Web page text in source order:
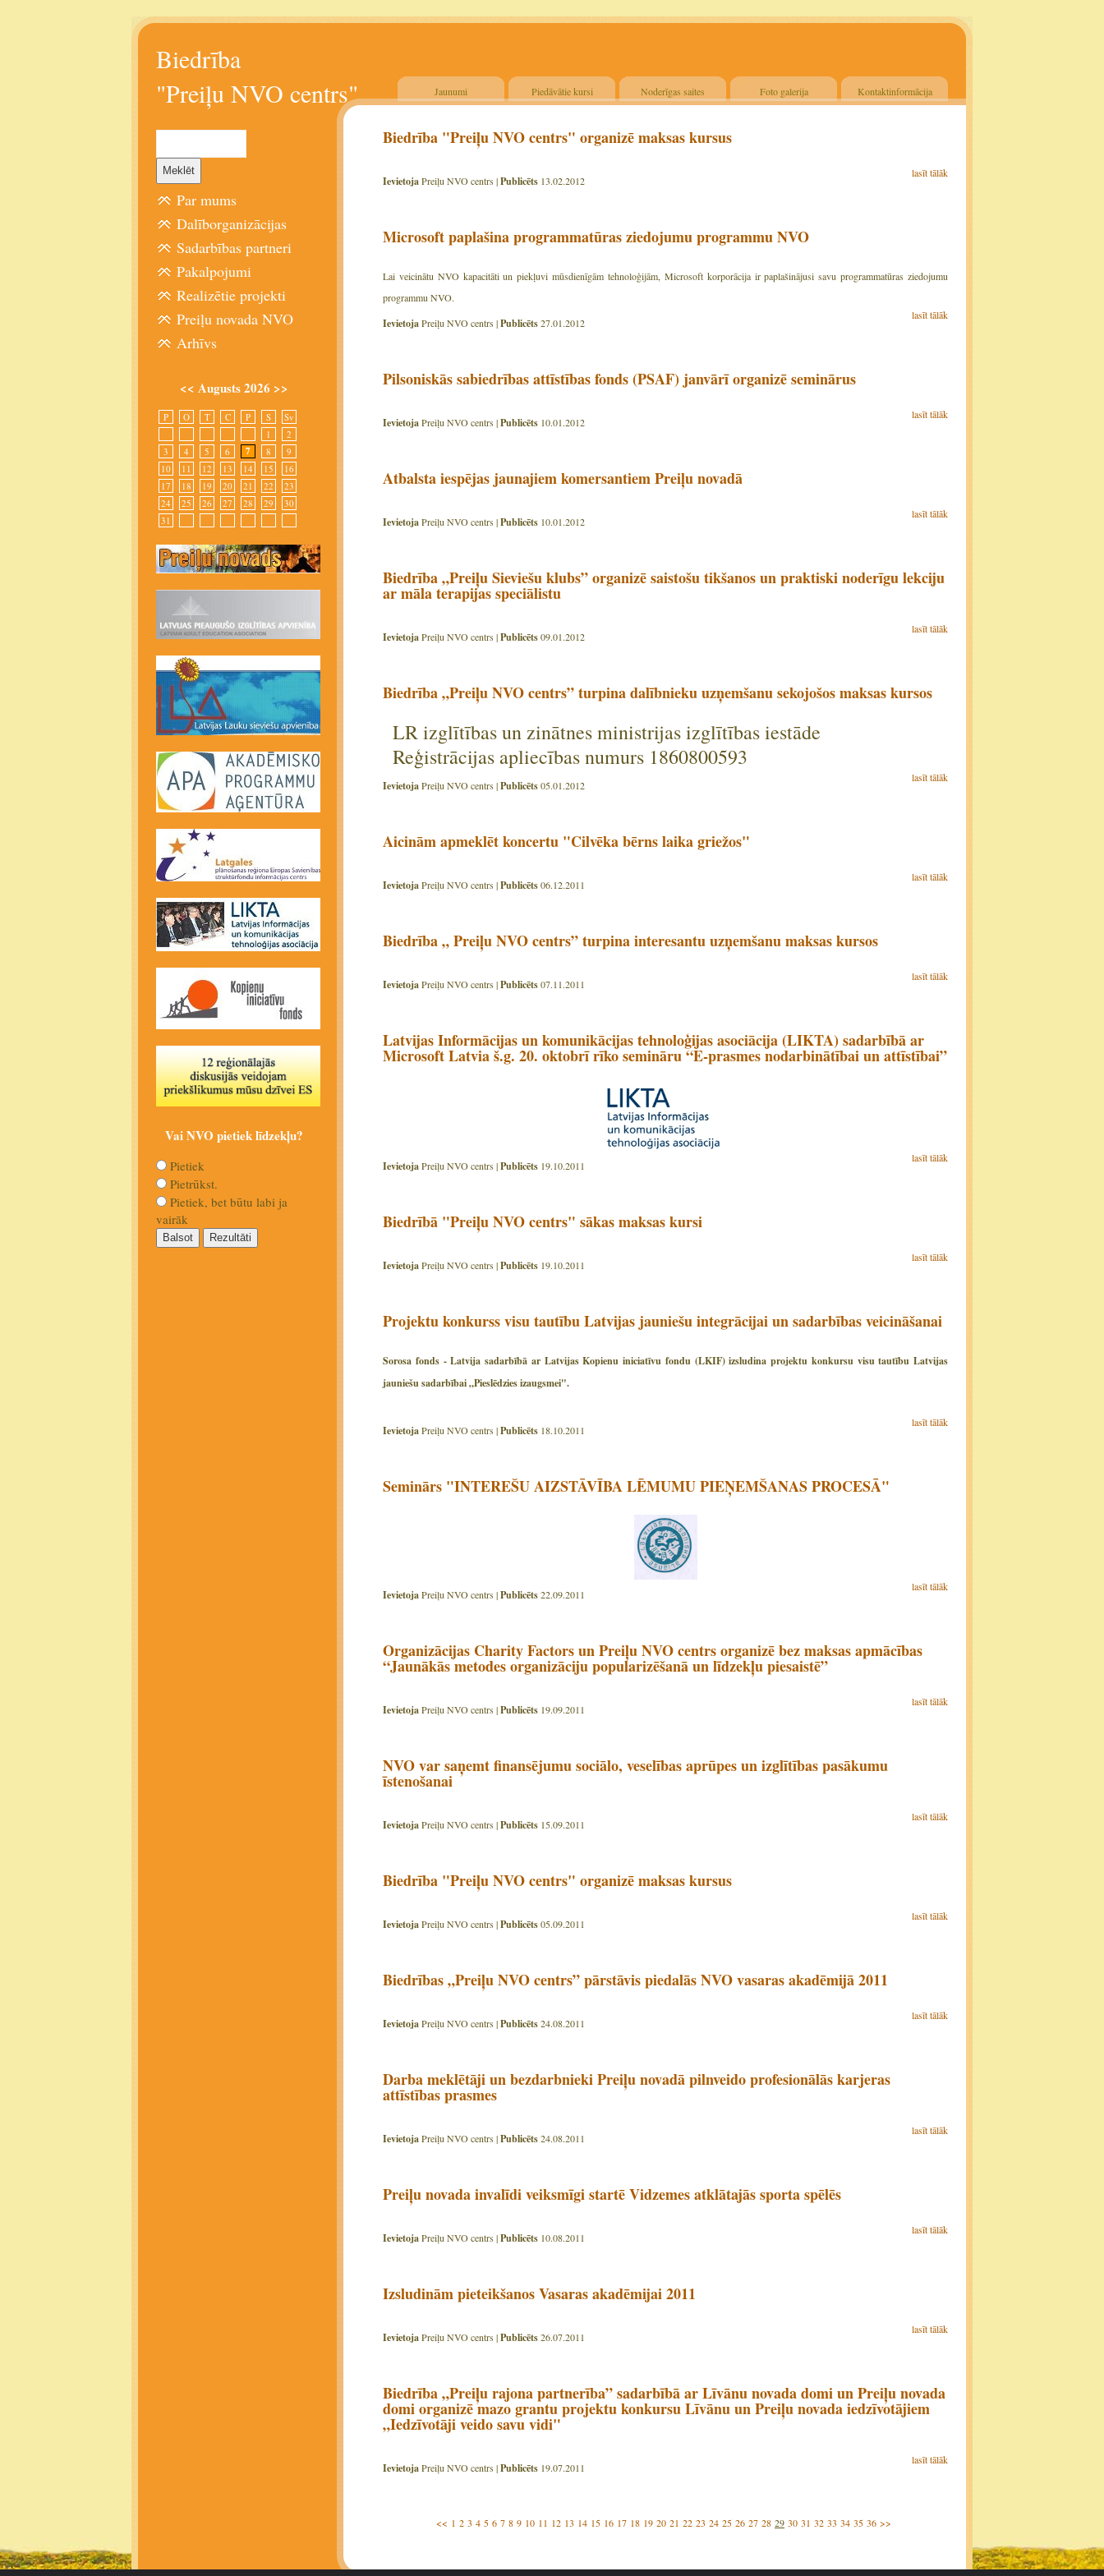
Biedrība
"Preiļu NVO centrs"
Jaunumi Piedāvātie kursi Noderīgas saites Foto galerija Kontaktinformācija
Biedrība "Preiļu NVO centrs" organizē maksas kursus
lasīt tālāk
IevietojaPreiļu NVO centrs |Publicēts 13.02.2012
Microsoft paplašina programmatūras ziedojumu programmu NVO
Lai veicinātu NVO kapacitāti un piekļuvi mūsdienīgām tehnoloģijām, Microsoft korporācija ir paplašinājusi savu programmatūras ziedojumu
programmu NVO.
lasīt tālāk
IevietojaPreiļu NVO centrs |Publicēts27.01.2012
Pilsoniskās sabiedrības attīstības fonds (PSAF) janvārī organizē seminārus
lasīt tālāk
IevietojaPreiļu NVO centrs |Publicēts 10.01.2012
Atbalsta iespējas jaunajiem komersantiem Preiļu novadā
lasīt tālāk
IevietojaPreiļu NVO centrs |Publicēts 10.01.2012
Biedrība „Preiļu Sieviešu klubs” organizē saistošu tikšanos un praktiski noderīgu lekciju
ar māla terapijas speciālistu
lasīt tālāk
IevietojaPreiļu NVO centrs |Publicēts09.01.2012
Biedrība „Preiļu NVO centrs” turpina dalībnieku uzņemšanu sekojošos maksas kursos
LR izglītības un zinātnes ministrijas izglītības iestāde
Reģistrācijas apliecības numurs 1860800593
lasīt tālāk
IevietojaPreiļu NVO centrs |Publicēts05.01.2012
Aicinām apmeklēt koncertu "Cilvēka bērns laika griežos"
lasīt tālāk
IevietojaPreiļu NVO centrs |Publicēts06.12.2011
Biedrība „ Preiļu NVO centrs” turpina interesantu uzņemšanu maksas kursos
lasīt tālāk
IevietojaPreiļu NVO centrs |Publicēts07.11.2011
Latvijas Informācijas un komunikācijas tehnoloģijas asociācija (LIKTA) sadarbībā ar
Microsoft Latvia š.g. 20. oktobrī rīko semināru “E-prasmes nodarbinātībai un attīstībai”
lasīt tālāk
IevietojaPreiļu NVO centrs |Publicēts 19.10.2011
Biedrībā "Preiļu NVO centrs" sākas maksas kursi
lasīt tālāk
IevietojaPreiļu NVO centrs |Publicēts 19.10.2011
Projektu konkurss visu tautību Latvijas jauniešu integrācijai un sadarbības veicināšanai
Sorosa fonds - Latvija sadarbībā ar Latvijas Kopienu iniciatīvu fondu (LKIF) izsludina projektu konkursu visu tautību Latvijas
jauniešu sadarbībai „Pieslēdzies izaugsmei".
lasīt tālāk
IevietojaPreiļu NVO centrs |Publicēts 18.10.2011
Seminārs "INTEREŠU AIZSTĀVĪBA LĒMUMU PIEŅEMŠANAS PROCESĀ"
lasīt tālāk
IevietojaPreiļu NVO centrs |Publicēts22.09.2011
Organizācijas Charity Factors un Preiļu NVO centrs organizē bez maksas apmācības
“Jaunākās metodes organizāciju popularizēšanā un līdzekļu piesaistē”
lasīt tālāk
IevietojaPreiļu NVO centrs |Publicēts 19.09.2011
NVO var saņemt finansējumu sociālo, veselības aprūpes un izglītības pasākumu
īstenošanai
lasīt tālāk
IevietojaPreiļu NVO centrs |Publicēts 15.09.2011
Biedrība "Preiļu NVO centrs" organizē maksas kursus
lasīt tālāk
IevietojaPreiļu NVO centrs |Publicēts05.09.2011
Biedrības „Preiļu NVO centrs” pārstāvis piedalās NVO vasaras akadēmijā 2011
lasīt tālāk
IevietojaPreiļu NVO centrs |Publicēts24.08.2011
Darba meklētāji un bezdarbnieki Preiļu novadā pilnveido profesionālās karjeras
attīstības prasmes
lasīt tālāk
IevietojaPreiļu NVO centrs |Publicēts24.08.2011
Preiļu novada invalīdi veiksmīgi startē Vidzemes atklātajās sporta spēlēs
lasīt tālāk
IevietojaPreiļu NVO centrs |Publicēts 10.08.2011
Izsludinām pieteikšanos Vasaras akadēmijai 2011
lasīt tālāk
IevietojaPreiļu NVO centrs |Publicēts26.07.2011
Biedrība „Preiļu rajona partnerība” sadarbībā ar Līvānu novada domi un Preiļu novada
domi organizē mazo grantu projektu konkursu Līvānu un Preiļu novada iedzīvotājiem
„Iedzīvotāji veido savu vidi"
lasīt tālāk
IevietojaPreiļu NVO centrs |Publicēts 19.07.2011
<< 1 2 3 4 5 6 7 8 9 10 11 12 13 14 15 16 17 18 19 20 21 22 23 24 25 26 27 28 29 30 31 32 33 34 35 36 >>
Par mums
Dalīborganizācijas
Sadarbības partneri
Pakalpojumi
Realizētie projekti
Preiļu novada NVO
Arhīvs
<< Augusts 2026 >>
P O T C P S
Sv
1
2
3
4 5 6 7 8
9
10
11 12 13 14 15
16
17
18 19 20 21 22
23
24
25 26 27 28 29
30
31
Vai NVO pietiek līdzekļu?
Pietiek
Pietrūkst.
Pietiek, bet būtu labi ja
vairāk